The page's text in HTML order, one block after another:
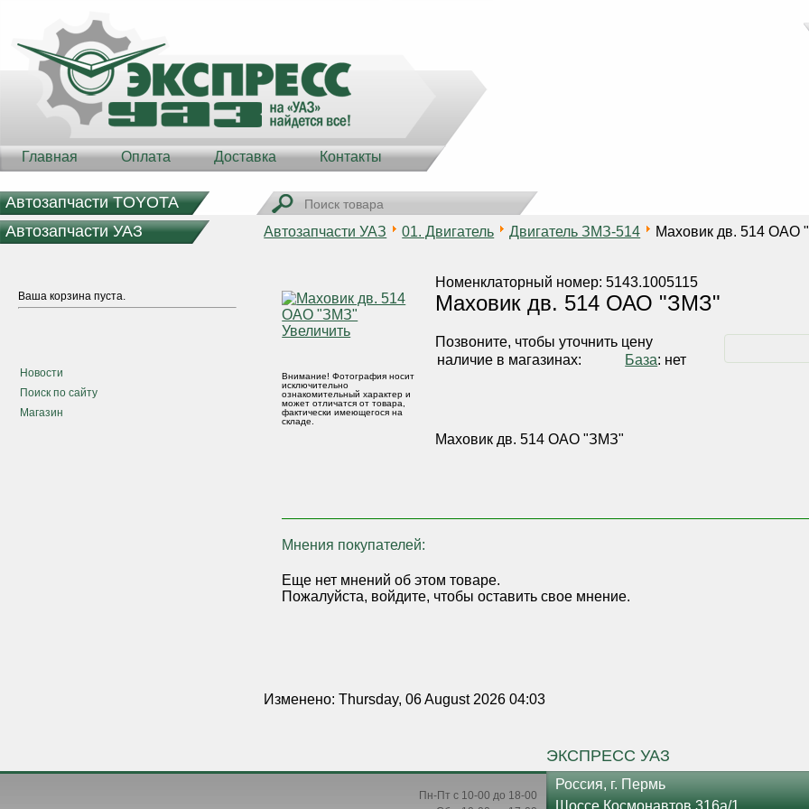
Главная Оплата Доставка Контакты
Автозапчасти TOYOTA
Автозапчасти УАЗ
Ваша корзина пуста.
Новости
Поиск по сайту
Магазин
Автозапчасти УАЗ 01. Двигатель Двигатель ЗМЗ-514 Маховик дв. 514 ОАО
Увеличить
Внимание! Фотография носит
исключительно
ознакомительный характер и
может отличатся от товара,
фактически имеющегося на
складе.
Номенклаторный номер: 5143.1005115
Маховик дв. 514 ОАО "ЗМЗ"
Позвоните, чтобы уточнить цену
наличие в магазинах:
База: нет
Маховик дв. 514 ОАО "ЗМЗ"
Мнения покупателей:
Еще нет мнений об этом товаре.
Пожалуйста, войдите, чтобы оставить свое мнение.
Изменено: Thursday, 06 August 2026 04:03
ЭКСПРЕСС УАЗ
Россия, г. Пермь
Пн-Пт с 10-00 до 18-00